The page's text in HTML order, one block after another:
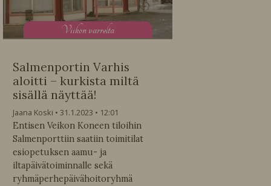
Viikon varrelta
Salmenportin Varhis
aloitti – kurkista miltä
sisällä näyttää!
Jaana Koski 31.1.2023
12:01
Entisen Veikon Koneen tiloihin
Salmenporttiin saatiin toimitilat
esiopetuksen aamu- ja
iltapäivätoiminnalle sekä
ryhmäperhepäivähoitoryhmä